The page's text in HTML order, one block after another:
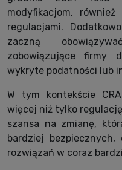
modyfikacjom,
regulacjami.
zaczną
zobowiązujące firmy
wykryte podatności lub
W tym kontekście
więcej niż tylko
szansa na zmianę,
bardziej bezpiecznych,
rozwiązań w coraz